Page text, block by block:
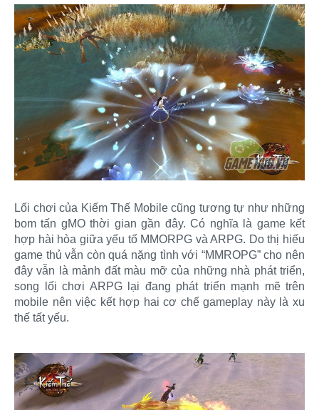
Lối chơi của Kiếm Thế Mobile cũng tương tự như những
bom tấn gMO thời gian gần đây. Có nghĩa là game kết
hợp hài hòa giữa yếu tố MMORPG và ARPG. Do thị hiếu
game thủ vẫn còn quá nặng tình với “MMROPG” cho nên
đây vẫn là mảnh đất màu mỡ của những nhà phát triển,
song lối chơi ARPG lại đang phát triển mạnh mẽ trên
mobile nên việc kết hợp hai cơ chế gameplay này là xu
thế tất yếu.